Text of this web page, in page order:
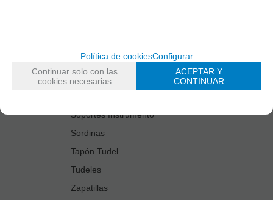
Limpiadores
Protectores Boquilla
Soportes Instrumento
Sordinas
Tapón Tudel
Tudeles
Zapatillas
Política de cookiesConfigurar
Continuar solo con las
cookies necesarias
ACEPTAR Y
CONTINUAR